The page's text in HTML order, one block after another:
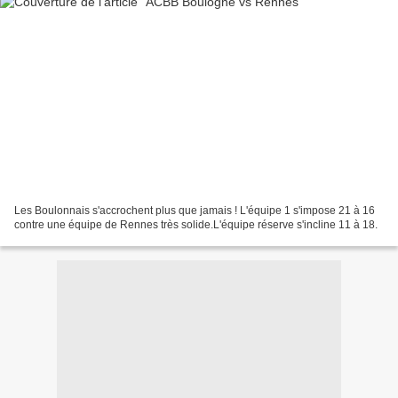
Les Boulonnais s'accrochent plus que jamais ! L'équipe 1 s'impose 21 à 16
contre une équipe de Rennes très solide.L'équipe réserve s'incline 11 à 18.